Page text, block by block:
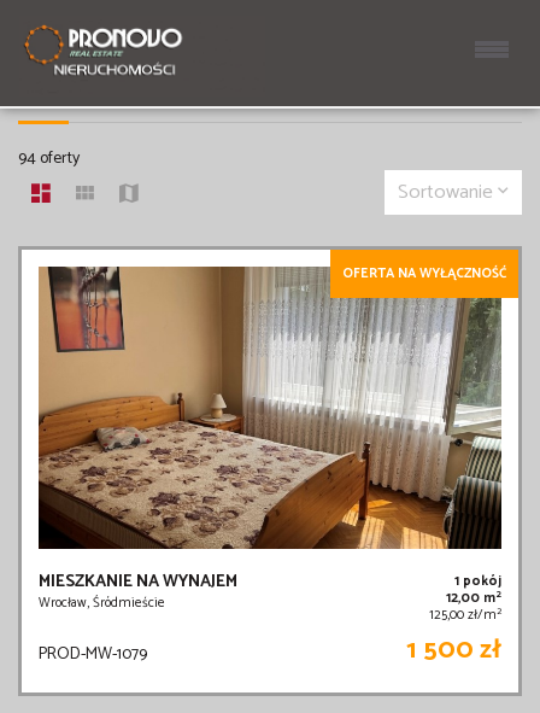
MIESZKANIA NA WYNAJEM
94 oferty
Sortowanie
OFERTA NA WYŁĄCZNOŚĆ
MIESZKANIE NA WYNAJEM
Wrocław, Śródmieście
1 pokój
12,00 m2
125,00 zł/m2
PROD-MW-1079 1 500 zł